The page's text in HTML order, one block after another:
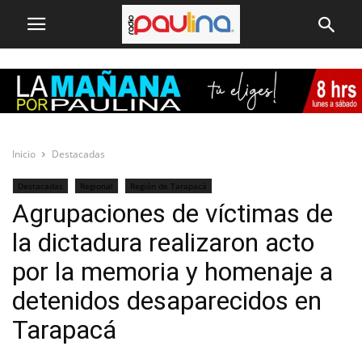
Inicio Destacadas
Destacadas Regional Región de Tarapacá
Agrupaciones de víctimas de
la dictadura realizaron acto
por la memoria y homenaje a
detenidos desaparecidos en
Tarapacá